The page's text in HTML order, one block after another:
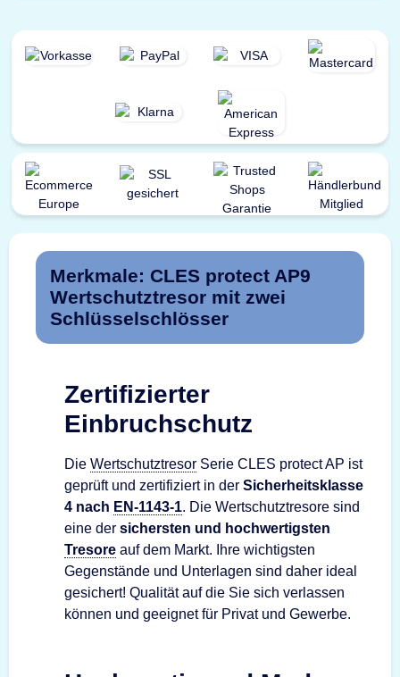
Merkmale: CLES protect AP9
Wertschutztresor mit zwei
Schlüsselschlösser
Zertifizierter
Einbruchschutz
Die Wertschutztresor Serie CLES protect AP ist
geprüft und zertifiziert in der Sicherheitsklasse
4 nach EN-1143-1. Die Wertschutztresore sind
eine der sichersten und hochwertigsten
Tresore auf dem Markt. Ihre wichtigsten
Gegenstände und Unterlagen sind daher ideal
gesichert! Qualität auf die Sie sich verlassen
können und geeignet für Privat und Gewerbe.